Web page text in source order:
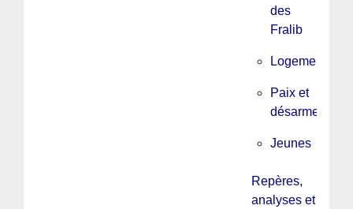
des
Fralib
Logement
Paix et
désarmement
Jeunes
Repères,
analyses et